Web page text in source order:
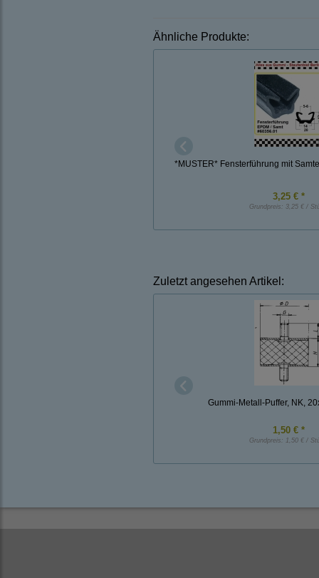
Ähnliche Produkte:
*MUSTER* Fensterführung mit
3,25 € *
Grundpreis: 3,25 € /
Zuletzt angesehen Artikel:
Gummi-Metall-Puffer, NK,
1,50 € *
Grundpreis: 1,50 € /